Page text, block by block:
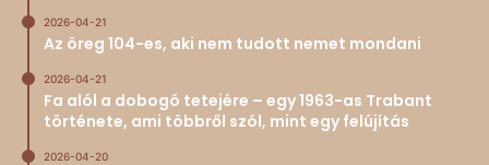
2026-04-21
Az öreg 104-es, aki nem tudott nemet mondani
2026-04-21
Fa alól a dobogó tetejére – egy 1963-as Trabant
története, ami többről szól, mint egy felújítás
2026-04-20